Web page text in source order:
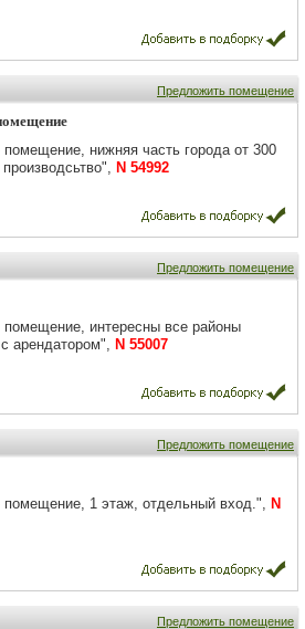
Предложить помещение
нижняя часть города от 300
N 54992
Предложить помещение
интересны все районы
арендатором", N 55007
Предложить помещение
1 этаж, отдельный вход.", N
Предложить помещение